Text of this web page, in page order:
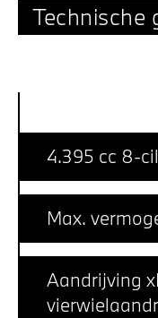
Technische
4.395 cc 8-
Max.
Aandrijving